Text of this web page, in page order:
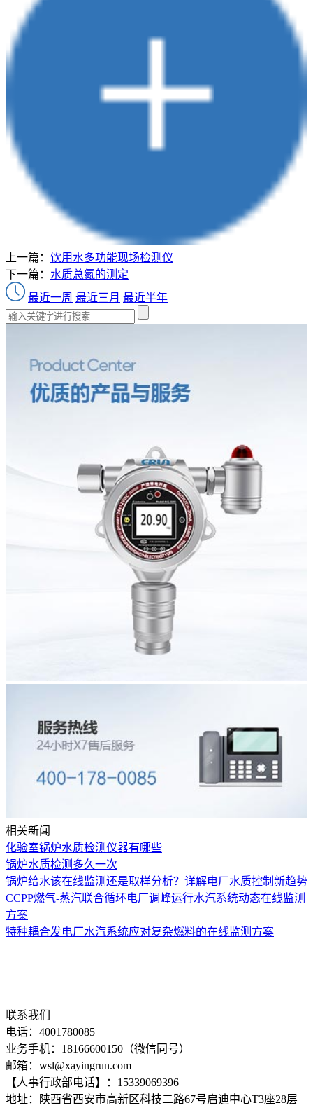
上一篇： 饮用水多功能现场检测仪
下一篇： 水质总氮的测定
最近一周 最近三月 最近半年
相关新闻
化验室锅炉水质检测仪器有哪些
锅炉水质检测多久一次
锅炉给水该在线监测还是取样分析？详解电厂水质控制新趋势
CCPP燃气-蒸汽联合循环电厂调峰运行水汽系统动态在线监测
方案
特种耦合发电厂水汽系统应对复杂燃料的在线监测方案
联系我们
电话：4001780085
业务手机：18166600150（微信同号）
邮箱：wsl@xayingrun.com
【人事行政部电话】：15339069396
地址：陕西省西安市高新区科技二路67号启迪中心T3座28层